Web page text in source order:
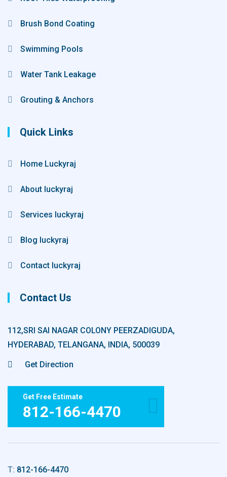
Brush Bond Coating
Swimming Pools
Water Tank Leakage
Grouting & Anchors
Quick Links
Home Luckyraj
About luckyraj
Services luckyraj
Blog luckyraj
Contact luckyraj
Contact Us
112,SRI SAI NAGAR COLONY PEERZADIGUDA,
HYDERABAD, TELANGANA, INDIA, 500039
Get Direction
Get Free Estimate
812-166-4470
T: 812-166-4470